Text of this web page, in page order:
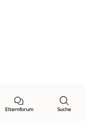
Elternforum Suche